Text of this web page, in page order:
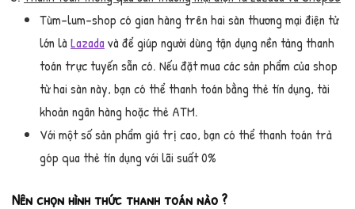
Tùm-lum-shop có gian hàng trên hai sàn thương mại điện tử
lớn là Lazada và để giúp người dùng tận dụng nền tảng thanh
toán trực tuyến sẵn có. Nếu đặt mua các sản phẩm của shop
từ hai sàn này, bạn có thể thanh toán bằng thẻ tín dụng, tài
khoản ngân hàng hoặc thẻ ATM.
Với một số sản phẩm giá trị cao, bạn có thể thanh toán trả
góp qua thẻ tín dụng với lãi suất 0%
Nên chọn hình thức thanh toán nào ?